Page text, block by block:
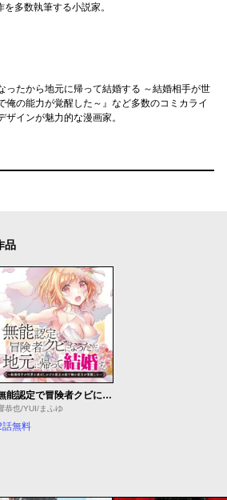
多数執筆する小説家。
ったから地元に帰って結婚する ～結婚相手が世
俺の能力が覚醒した～』など多数のコミカライ
ザインが魅力的な漫画家。
品
無能認定で冒険者クビになったから地元に帰って結婚する ～結婚相手が世界を滅ぼしかけた龍王の娘で俺の能力が覚醒した～
恭也/YUI/まふゆ
話無料